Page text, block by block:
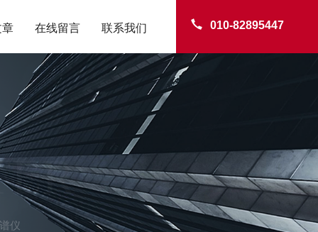
010-82895447
在线留言 联系我们
仪